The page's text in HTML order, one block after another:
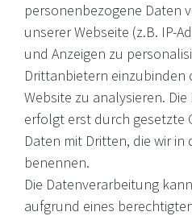
Internationale Weine, Brände,
unser Sortiment online oder in
Sie Fragen haben, wenden Sie
EMail: shop@victoria-
Telefon: +49 (0)7931 56 34
© 2026 Copyright Victoria Weine
personenbezogene Daten
unserer Webseite (z.B. IP-
und Anzeigen zu
Drittanbietern einzubinden
Website zu analysieren.
erfolgt erst durch gesetzte
Daten mit Dritten, die wir
benennen.
Die Datenverarbeitung
aufgrund eines